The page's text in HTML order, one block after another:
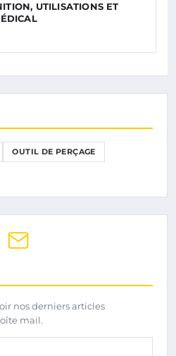
UTILISATIONS ET
OUTIL DE PERÇAGE
nos derniers articles
mail.